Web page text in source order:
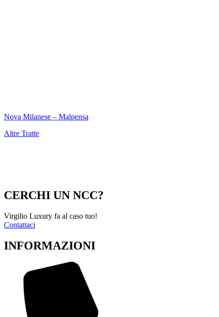
Nova Milanese – Malpensa
Altre Tratte
CERCHI UN NCC?
Virgilio Luxury fa al caso tuo!
Contattaci
INFORMAZIONI